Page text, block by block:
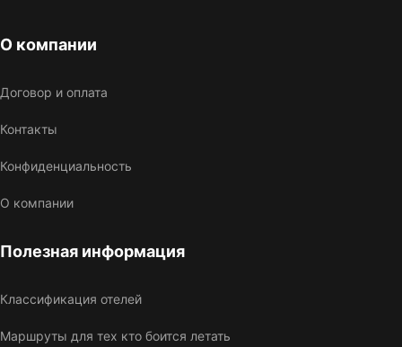
О компании
Договор и оплата
Контакты
Конфиденциальность
О компании
Полезная информация
Классификация отелей
Маршруты для тех кто боится летать